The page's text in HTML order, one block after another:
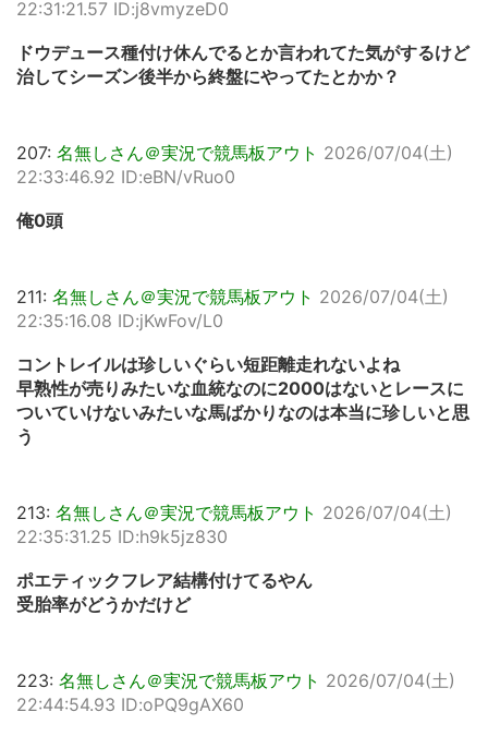
22:31:21.57 ID:j8vmyzeD0
ドウデュース種付け休んでるとか言われてた気がするけど
治してシーズン後半から終盤にやってたとかか？
207: 名無しさん＠実況で競馬板アウト 2026/07/04(土)
22:33:46.92 ID:eBN/vRuo0
俺0頭
211: 名無しさん＠実況で競馬板アウト 2026/07/04(土)
22:35:16.08 ID:jKwFov/L0
コントレイルは珍しいぐらい短距離走れないよね
早熟性が売りみたいな血統なのに2000はないとレースに
ついていけないみたいな馬ばかりなのは本当に珍しいと思
う
213: 名無しさん＠実況で競馬板アウト 2026/07/04(土)
22:35:31.25 ID:h9k5jz830
ポエティックフレア結構付けてるやん
受胎率がどうかだけど
223: 名無しさん＠実況で競馬板アウト 2026/07/04(土)
22:44:54.93 ID:oPQ9gAX60